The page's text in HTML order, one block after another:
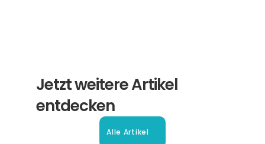
Jetzt weitere Artikel
entdecken
Alle Artikel